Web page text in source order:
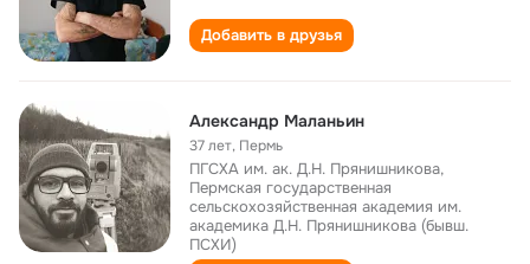
Добавить в друзья
Александр Маланьин
37 лет, Пермь
ПГСХА им. ак. Д.Н. Прянишникова,
Пермская государственная
сельскохозяйственная академия им.
академика Д.Н. Прянишникова (бывш.
ПСХИ)